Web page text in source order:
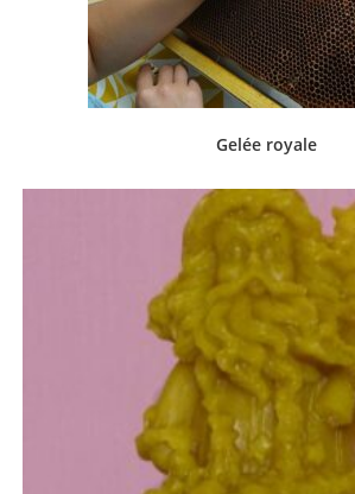
Gelée royale